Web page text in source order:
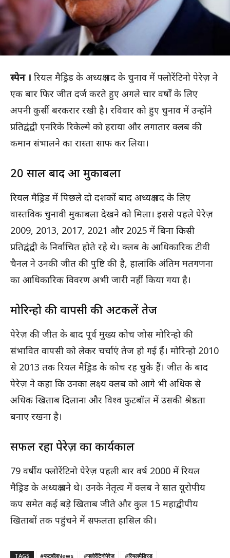
स्पेन । रियल मैड्रिड के अध्यक्ष पद के चुनाव में फ्लोरेंटिनो पेरेज़ ने
एक बार फिर जीत दर्ज करते हुए अगले चार वर्षों के लिए
अपनी कुर्सी बरकरार रखी है। रविवार को हुए चुनाव में उन्होंने
प्रतिद्वंद्वी एनरिके रिकेल्मे को हराया और लगातार क्लब की
कमान संभालने का रास्ता साफ कर लिया।
20 साल बाद हुआ मुकाबला
रियल मैड्रिड में पिछले दो दशकों बाद अध्यक्ष पद के लिए
वास्तविक चुनावी मुकाबला देखने को मिला। इससे पहले पेरेज़
2009, 2013, 2017, 2021 और 2025 में बिना किसी
प्रतिद्वंद्वी के निर्वाचित होते रहे थे। क्लब के आधिकारिक टीवी
चैनल ने उनकी जीत की पुष्टि की है, हालांकि अंतिम मतगणना
का आधिकारिक विवरण अभी जारी नहीं किया गया है।
मोरिन्हो की वापसी की अटकलें तेज
पेरेज़ की जीत के बाद पूर्व मुख्य कोच जोस मोरिन्हो की
संभावित वापसी को लेकर चर्चाएं तेज हो गई हैं। मोरिन्हो 2010
से 2013 तक रियल मैड्रिड के कोच रह चुके हैं। जीत के बाद
पेरेज़ ने कहा कि उनका लक्ष्य क्लब को आगे भी अधिक से
अधिक खिताब दिलाना और विश्व फुटबॉल में उसकी श्रेष्ठता
बनाए रखना है।
सफल रहा पेरेज़ का कार्यकाल
79 वर्षीय फ्लोरेंटिनो पेरेज़ पहली बार वर्ष 2000 में रियल
मैड्रिड के अध्यक्ष बने थे। उनके नेतृत्व में क्लब ने सात यूरोपीय
कप समेत कई बड़े खिताब जीते और कुल 15 महाद्वीपीय
खिताबों तक पहुंचने में सफलता हासिल की।
TAGS #फुटबॉलNews #फ्लोरेंटिनोपेरेज़ #रियलमैड्रिड